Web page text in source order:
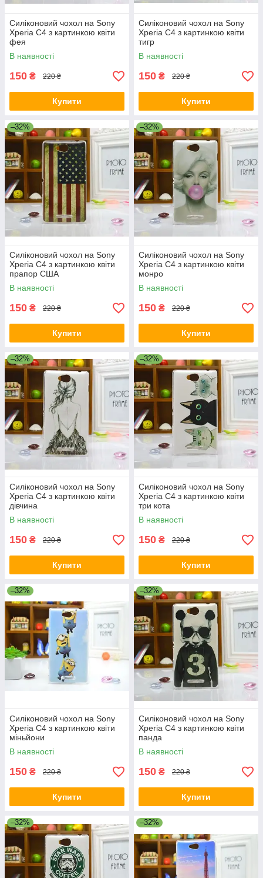
Силіконовий чохол на Sony
Xperia C4 з картинкою квіти
фея
В наявності
150 ₴ 220 ₴
Купити
Силіконовий чохол на Sony
Xperia C4 з картинкою квіти
тигр
В наявності
150 ₴ 220 ₴
Купити
–32%
Силіконовий чохол на Sony
Xperia C4 з картинкою квіти
прапор США
В наявності
150 ₴ 220 ₴
Купити
–32%
Силіконовий чохол на Sony
Xperia C4 з картинкою квіти
монро
В наявності
150 ₴ 220 ₴
Купити
–32%
Силіконовий чохол на Sony
Xperia C4 з картинкою квіти
дівчина
В наявності
150 ₴ 220 ₴
Купити
–32%
Силіконовий чохол на Sony
Xperia C4 з картинкою квіти
три кота
В наявності
150 ₴ 220 ₴
Купити
–32%
Силіконовий чохол на Sony
Xperia C4 з картинкою квіти
міньйони
В наявності
150 ₴ 220 ₴
Купити
–32%
Силіконовий чохол на Sony
Xperia C4 з картинкою квіти
панда
В наявності
150 ₴ 220 ₴
Купити
–32% –32%